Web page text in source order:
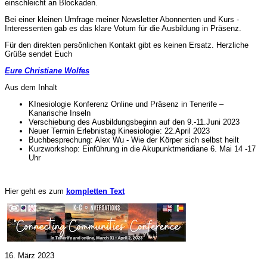
einschleicht an Blockaden.
Bei einer kleinen Umfrage meiner Newsletter Abonnenten und Kurs -
Interessenten gab es das klare Votum für die Ausbildung in Präsenz.
Für den direkten persönlichen Kontakt gibt es keinen Ersatz. Herzliche
Grüße sendet Euch
Eure Christiane Wolfes
Aus dem Inhalt
KInesiologie Konferenz Online und Präsenz in Tenerife –
Kanarische Inseln
Verschiebung des Ausbildungsbeginn auf den 9.-11.Juni 2023
Neuer Termin Erlebnistag Kinesiologie: 22.April 2023
Buchbesprechung: Alex Wu - Wie der Körper sich selbst heilt
Kurzworkshop: Einführung in die Akupunktmeridiane 6. Mai 14 -17
Uhr
Hier geht es zum kompletten Text
16. März 2023